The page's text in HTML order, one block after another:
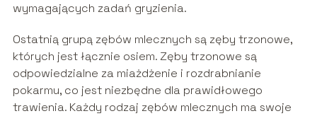
wymagających zadań gryzienia.
Ostatnią grupą zębów mlecznych są zęby trzonowe,
których jest łącznie osiem. Zęby trzonowe są
odpowiedzialne za miażdżenie i rozdrabnianie
pokarmu, co jest niezbędne dla prawidłowego
trawienia. Każdy rodzaj zębów mlecznych ma swoje